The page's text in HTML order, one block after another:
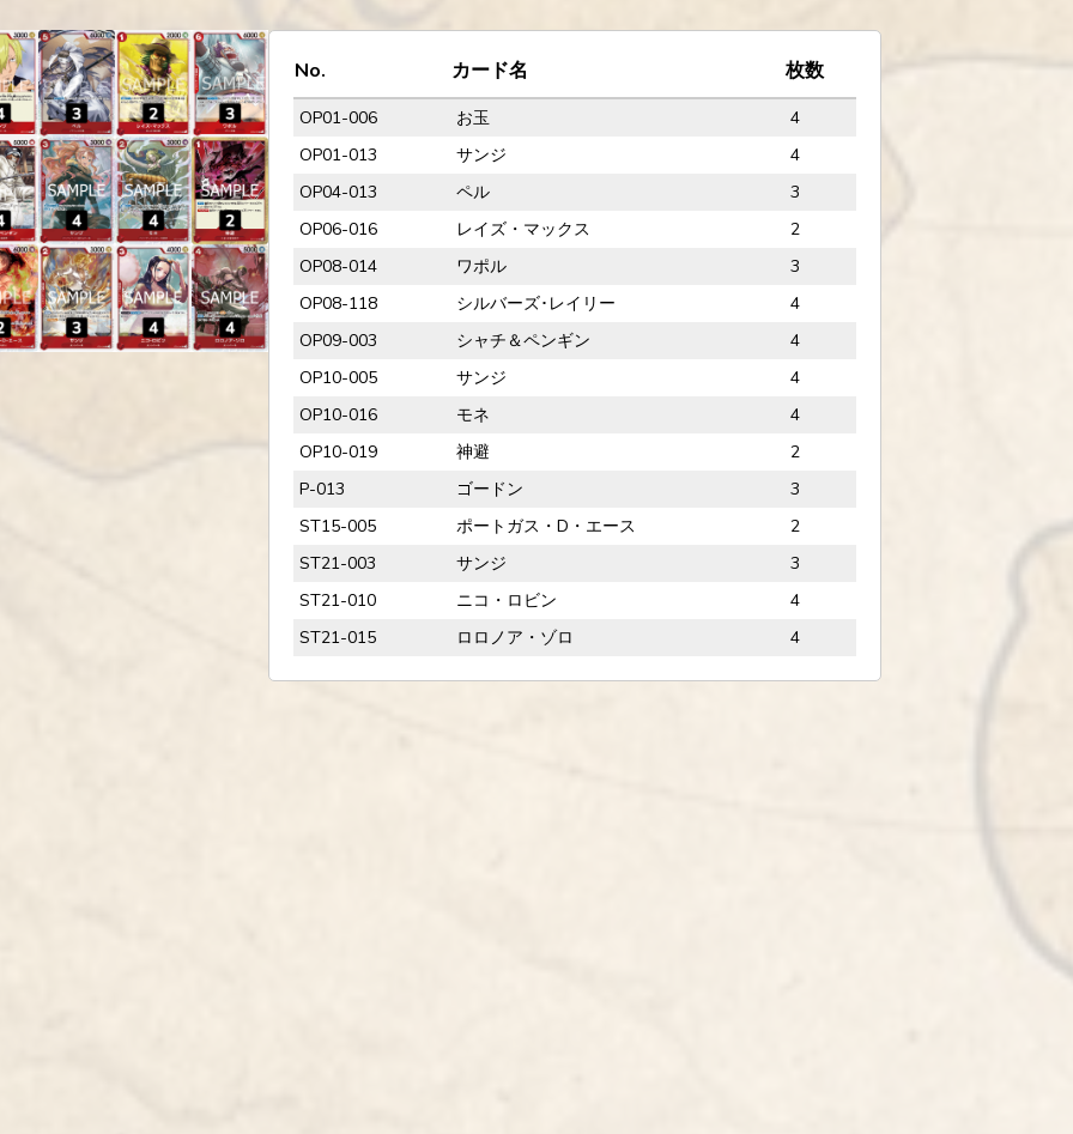
No. カード名 枚数
OP01-006 お玉
4
OP01-013
サンジ
4
OP04-013
ペル
3
OP06-016
レイズ・マックス
2
OP08-014
ワポル
3
OP08-118
シルバーズ･レイリー
4
OP09-003
シャチ＆ペンギン
4
OP10-005
サンジ
4
OP10-016
モネ
4
OP10-019
神避
2
P-013
ゴードン
3
ST15-005
ポートガス・D・エース
2
ST21-003
サンジ
3
ST21-010
ニコ・ロビン
4
ST21-015
ロロノア・ゾロ 4